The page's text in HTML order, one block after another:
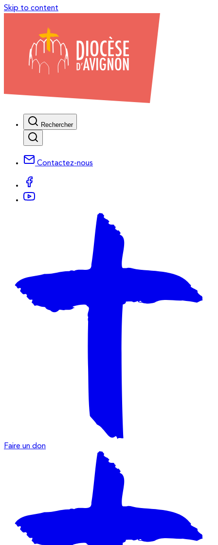
Skip to content
Rechercher
Contactez-nous
Faire un don